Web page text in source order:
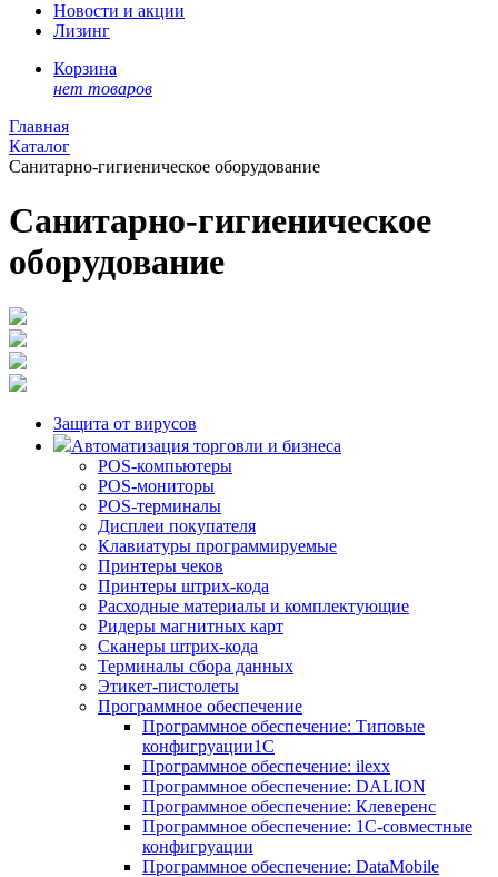
Новости и акции
Лизинг
Корзина
нет товаров
Главная
Каталог
Санитарно-гигиеническое оборудование
Санитарно-гигиеническое
оборудование
Защита от вирусов
Автоматизация торговли и бизнеса
POS-компьютеры
POS-мониторы
POS-терминалы
Дисплеи покупателя
Клавиатуры программируемые
Принтеры чеков
Принтеры штрих-кода
Расходные материалы и комплектующие
Ридеры магнитных карт
Сканеры штрих-кода
Терминалы сбора данных
Этикет-пистолеты
Программное обеспечение
Программное обеспечение: Типовые
конфигруации1С
Программное обеспечение: ilexx
Программное обеспечение: DALION
Программное обеспечение: Клеверенс
Программное обеспечение: 1С-совместные
конфигруации
Программное обеспечение: DataMobile